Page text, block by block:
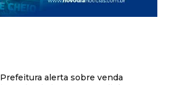
Prefeitura alerta sobre venda